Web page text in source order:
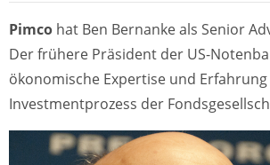
Pimco hat Ben Bernanke als Senior
Der frühere Präsident der US-
ökonomische Expertise und
Investmentprozess der